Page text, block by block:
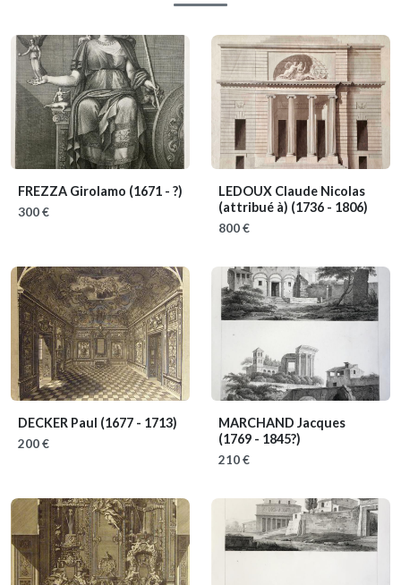
FREZZA Girolamo (1671 - ?)
300 €
LEDOUX Claude Nicolas
(attribué à) (1736 - 1806)
800 €
DECKER Paul (1677 - 1713)
200 €
MARCHAND Jacques
(1769 - 1845?)
210 €